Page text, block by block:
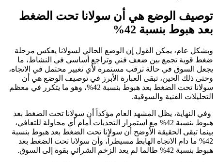
توصيف الوضع هي أن سولانا تحت الضغط
بعد هبوط بنسبة 42%
وبشكل عام، يمكن القول إن الوضع الحالي لسولانا يعكس مرحلة
ضغط قوية تجمع بين ضعف فني وتراجع أساسي في النشاط، ما
يجعل السوق في حالة ترقب مستمرة لأي تغيير محتمل في الاتجاه،
وحتى ذلك الحين، تبقى العبارة الأبرز في توصيف الوضع هي أن
سولانا تحت الضغط بعد هبوط بنسبة 42%، وهو ما يتكرر في معظم
التحليلات الفنية والسوقية.
وفي النهاية، يظل المشهد العام مؤكداً أن سولانا تحت الضغط بعد
هبوط بنسبة 42% مع استمرار التحديات أمام أي محاولة للتعافي،
بينما تبقى الحقيقة الأوضح أن سولانا تحت الضغط بعد هبوط بنسبة
42% ما دام الاتجاه الهابط مسيطراً، وأن سولانا تحت الضغط بعد
هبوط بنسبة 42% طالما لم يعد الزخم الشرائي بقوة إلى السوق.